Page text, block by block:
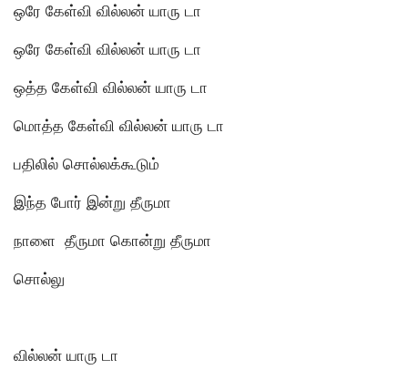
ஒரே கேள்வி வில்லன் யாரு டா
ஒரே கேள்வி வில்லன் யாரு டா
ஒத்த கேள்வி வில்லன் யாரு டா
மொத்த கேள்வி வில்லன் யாரு டா
பதிலில் சொல்லக்கூடும்
இந்த போர் இன்று தீருமா
நாளை தீருமா கொன்று தீருமா
சொல்லு
வில்லன் யாரு டா